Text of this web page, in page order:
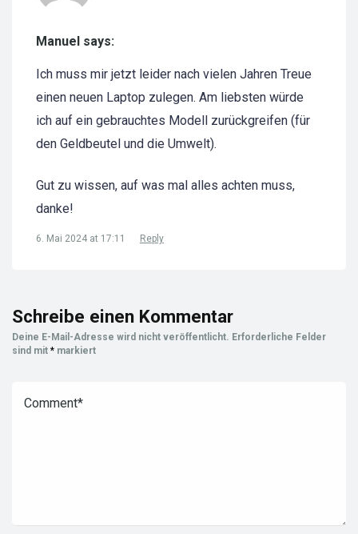
Manuel says:
Ich muss mir jetzt leider nach vielen Jahren Treue
einen neuen Laptop zulegen. Am liebsten würde
ich auf ein gebrauchtes Modell zurückgreifen (für
den Geldbeutel und die Umwelt).
Gut zu wissen, auf was mal alles achten muss,
danke!
6. Mai 2024 at 17:11 Reply
Schreibe einen Kommentar
Deine E-Mail-Adresse wird nicht veröffentlicht. Erforderliche Felder
sind mit * markiert